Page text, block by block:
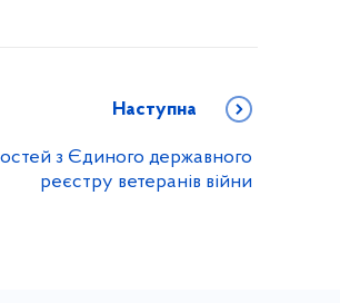
Наступна
з Єдиного державного
реєстру ветеранів війни